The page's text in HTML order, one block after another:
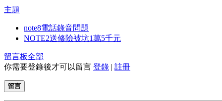
主題
note8電話錄音問題
NOTE2送修險被坑1萬5千元
留言板全部
你需要登錄後才可以留言 登錄 | 註冊
留言